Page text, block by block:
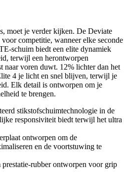
moet je verder kijken. De Deviate
competitie, wanneer elke seconde
schuim biedt een elite dynamiek
terwijl een herontworpen
naar voren duwt. 12% lichter dan het
4 je licht en snel blijven, terwijl je
Elk detail is ontworpen om je
te brengen.
stikstofschuimtechnologie in de
responsiviteit biedt terwijl het ultra
ontworpen om de
en de voortstuwing te
rubber ontworpen voor grip